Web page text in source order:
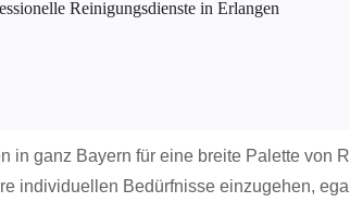
Reinigungsdienste in Erlangen
in ganz Bayern für eine breite Palette von
individuellen Bedürfnisse einzugehen,